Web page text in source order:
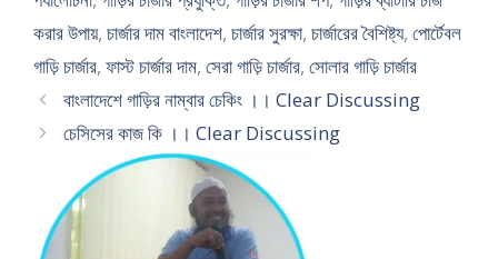
করার উপায়, চার্জার দাম বাংলাদেশ, চার্জার সুরক্ষা, চার্জারের বৈশিষ্ট্য, পোর্টেবল
গাড়ি চার্জার, ফাস্ট চার্জার দাম, সেরা গাড়ি চার্জার, সোলার গাড়ি চার্জার
বাংলাদেশে গাড়ির নাম্বার চেকিং ।। Clear Discussing
চেসিসের কাজ কি ।। Clear Discussing